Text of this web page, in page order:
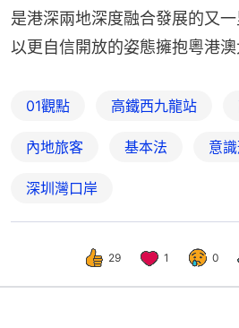
是港深兩地深度融合發展的又
以更自信開放的姿態擁抱粵港
01觀點 高鐵西九龍站
內地旅客 基本法 意
深圳灣口岸
29 1 0